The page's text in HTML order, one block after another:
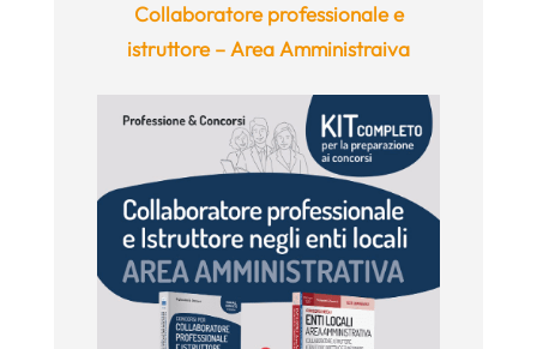
Collaboratore professionale e
istruttore – Area Amministraiva